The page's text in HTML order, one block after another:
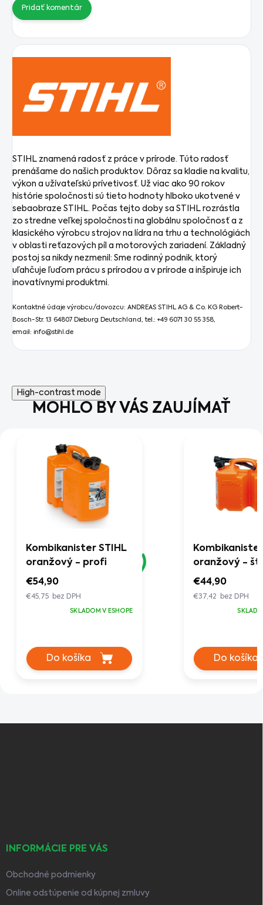
Pridať komentár
STIHL znamená radosť z práce v prírode. Túto radosť
prenášame do našich produktov. Dôraz sa kladie na kvalitu,
výkon a užívateľskú prívetivosť. Už viac ako 90 rokov
histórie spoločnosti sú tieto hodnoty hlboko ukotvené v
sebaobraze STIHL. Počas tejto doby sa STIHL rozrástla
zo stredne veľkej spoločnosti na globálnu spoločnosť a z
klasického výrobcu strojov na lídra na trhu a technológiách
v oblasti reťazových píl a motorových zariadení. Základný
postoj sa nikdy nezmenil: Sme rodinný podnik, ktorý
uľahčuje ľuďom prácu s prírodou a v prírode a inšpiruje ich
inovatívnymi produktmi.
Kontaktné údaje výrobcu/dovozcu: ANDREAS STIHL AG & Co. KG Robert-
Bosch-Str. 13 64807 Dieburg Deutschland, tel.: +49 6071 30 55 358,
email: info@stihl.de
High-contrast mode
MOHLO BY VÁS ZAUJÍMAŤ
Kombikanister STIHL
oranžový - profi
€54,90
€45,75 bez DPH
SKLADOM V ESHOPE
Do košíka
oranžový -
€44,90
€37,42 bez DPH
Do košíka
INFORMÁCIE PRE VÁS
Obchodné podmienky
Online odstúpenie od kúpnej zmluvy